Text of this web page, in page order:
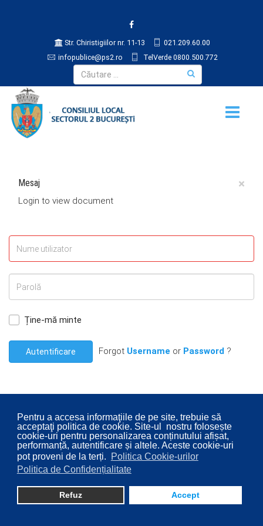
Pentru a accesa informaţiile de pe site, trebuie să
acceptaţi politica de cookie. Site-ul nostru folosește
cookie-uri pentru personalizarea conținutului afișat,
performanță, autentificare și altele. Aceste cookie-uri
pot proveni de la terți.
Politica Cookie-urilor
Politica de Confidențialitate
Refuz Accept
Str. Chiristigiilor nr. 11-13
021.209.60.00
infopublice@ps2.ro
TelVerde 0800.500.772
×
Mesaj
Login to view document
Ține-mă minte
Autentificare Forgot Username or Password ?
© 2026 Consiliul Local al Sectorului 2 București. Designed By
Direcţia Transparenţă Instituţională - Compartimentul
Digitalizare